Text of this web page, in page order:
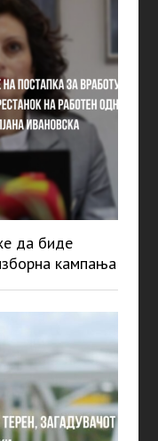
да биде
кампања